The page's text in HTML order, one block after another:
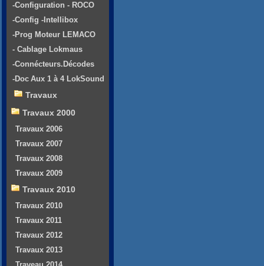
-Configuration - ROCO
-Config -Intellibox
-Prog Moteur LEMACO
- Cablage Lokmaus
-Connécteurs.Décodes
-Doc Aux 1 à 4 LokSound
Travaux
Travaux 2000
Travaux 2006
Travaux 2007
Travaux 2008
Travaux 2009
Travaux 2010
Travaux 2010
Travaux 2011
Travaux 2012
Travaux 2013